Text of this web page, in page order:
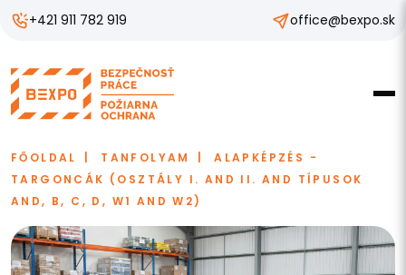
+421 911 782 919 office@bexpo.sk
FŐOLDAL TANFOLYAM
ALAPKÉPZÉS -
TARGONCÁK (OSZTÁLY I. AND II. AND TÍPUSOK
AND, B, C, D, W1 AND W2)